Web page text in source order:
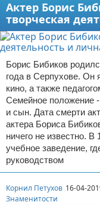
Актер Борис
творческая
Борис Бибиков
года в Серпухове. Он
кино, а также
Семейное положение
и сын. Дата смерти
актера Бориса
ничего не известно. В
учебное заведение,
руководством
Корнил Петухов 16-04-
Знаменитости